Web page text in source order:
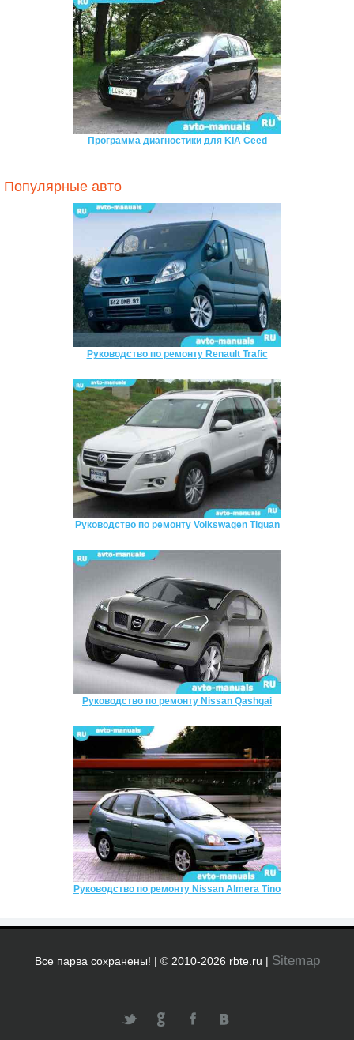
Программа диагностики для KIA Ceed
Популярные авто
Руководство по ремонту Renault Trafic
Руководство по ремонту Volkswagen Tiguan
Руководство по ремонту Nissan Qashqai
Руководство по ремонту Nissan Almera Tino
Все парва сохранены! | © 2010-2026 rbte.ru | Sitemap